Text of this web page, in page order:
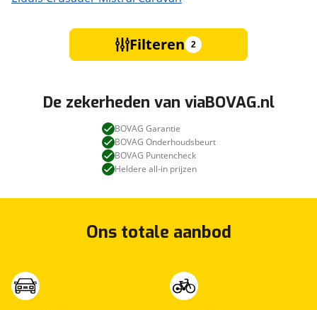
Filteren 2
De zekerheden van viaBOVAG.nl
BOVAG Garantie
BOVAG Onderhoudsbeurt
BOVAG Puntencheck
Heldere all-in prijzen
Ons totale aanbod